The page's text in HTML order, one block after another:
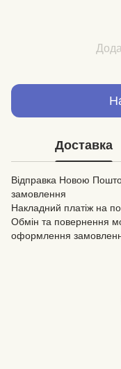
Доставка
Відправка Новою
замовлення
Накладний платіж на
Обмін та повернення
оформлення